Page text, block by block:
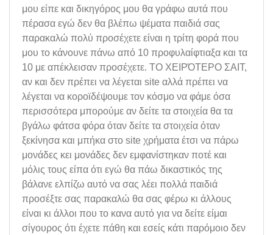
μου είπε και δικηγόρος μου θα γράφω αυτά που
πέρασα εγώ δεν θα βλέπω ψέματα παιδιά σας
παρακαλώ πολύ προσέχετε είναι η τρίτη φορά που
μου το κάνουνε πάνω από 10 προφυλαίφτιαξα και τα
10 με απέκλεισαν προσέχετε. ΤΟ ΧΕΙΡΌΤΕΡΟ ΣΑΙΤ,
αν και δεν πρέπει να λέγεται site αλλά πρέπει να
λέγεται να κοροϊδέψουμε τον κόσμο να φάμε όσα
περισσότερα μπορούμε αν δείτε τα στοιχεία θα τα
βγάλω φάτσα φόρα όταν δείτε τα στοιχεία όταν
ξεκίνησα και μπήκα στο site χρήματα έτσι να πάρω
μονάδες κει μονάδες δεν εμφανίστηκαν ποτέ και
μόλις τους είπα ότι εγώ θα πάω δικαστικός της
βάλανε ελπίζω αυτό να σας λέει πολλά παιδιά
προσέξτε σας παρακαλώ θα σας φέρω κι άλλους
είναι κι άλλοι που το κανα αυτό για να δείτε είμαι
σίγουρος ότι έχετε πάθη και εσείς κάτι παρόμοιο δεν